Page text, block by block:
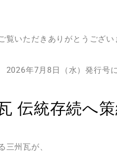
いただきありがとうござい
2026年7月8日（水）発行号に
伝統存続へ
三州瓦が、